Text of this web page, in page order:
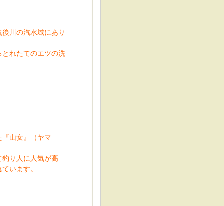
川の汽水域にあり
れたてのエツの洗
山女』（ヤマ
り人に人気が高
います。